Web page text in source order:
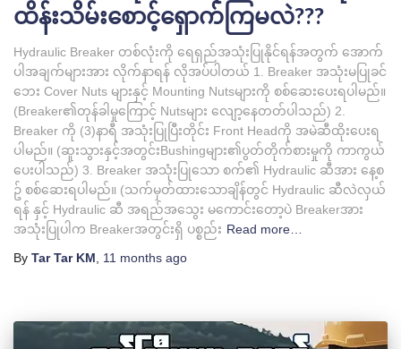
ထိန်းသိမ်းစောင့်ရှောက်ကြမလဲ???
Hydraulic Breaker တစ်လုံးကို ရေရှည်အသုံးပြုနိုင်ရန်အတွက် အောက်
ပါအချက်များအား လိုက်နာရန် လိုအပ်ပါတယ် 1. Breaker အသုံးမပြုခင်
ဘေး Cover Nuts များနှင့် Mounting Nutsများကို စစ်ဆေးပေးရပါမည်။
(Breaker၏တုန်ခါမှုကြောင့် Nutsများ လျော့နေတတ်ပါသည်) 2.
Breaker ကို (3)နာရီ အသုံးပြုပြီးတိုင်း Front Headကို အမဲဆီထိုးပေးရ
ပါမည်။ (ဆူးသွားနှင့်အတွင်းBushingများ၏ပွတ်တိုက်စားမှုကို ကာကွယ်
ပေးပါသည်) 3. Breaker အသုံးပြုသော စက်၏ Hydraulic ဆီအား နေ့စ
ဥ် စစ်ဆေးရပါမည်။ (သက်မှတ်ထားသောချိန်တွင် Hydraulic ဆီလဲလှယ်
ရန် နှင့် Hydraulic ဆီ အရည်အသွေး မကောင်းတော့ပဲ Breakerအား
အသုံးပြုပါက Breakerအတွင်းရှိ ပစ္စည်း Read more…
By Tar Tar KM 11 months ago